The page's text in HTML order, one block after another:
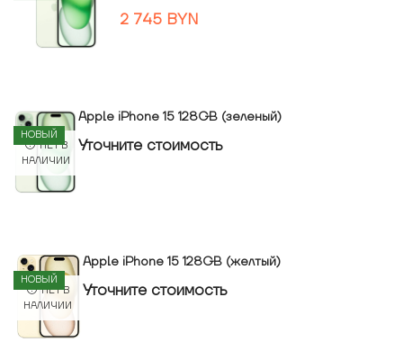
2 745 BYN
НОВЫЙ
НЕТ В
НАЛИЧИИ
Apple iPhone 15 128GB (зеленый)
Уточнитe стоимость
НОВЫЙ
НЕТ В
НАЛИЧИИ
Apple iPhone 15 128GB (желтый)
Уточнитe стоимость